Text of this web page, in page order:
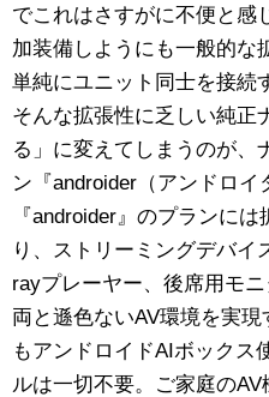
でこれはさすがに不便と感
加装備しようにも一般的な
単純にユニット同士を接続
そんな拡張性に乏しい純正
る」に変えてしまうのが、
ン『androider（アンドロイ
『androider』のプランに
り、ストリーミングデバイ
rayプレーヤー、後席用モ
両と遜色ないAV環境を実
もアンドロイドAIボックス
ルは一切不要。ご家庭の